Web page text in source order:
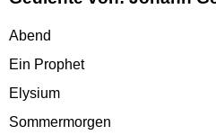
Abend
Ein Prophet
Elysium
Sommermorgen